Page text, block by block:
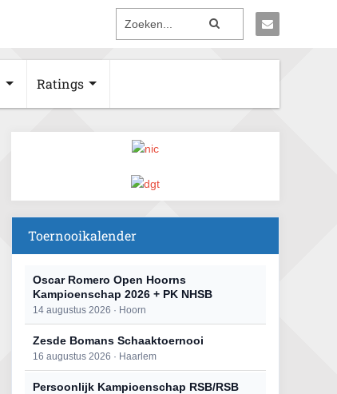
Ratings
Toernooikalender
Oscar Romero Open Hoorns
Kampioenschap 2026 + PK NHSB
14 augustus 2026 · Hoorn
Zesde Bomans Schaaktoernooi
16 augustus 2026 · Haarlem
Persoonlijk Kampioenschap RSB/RSB